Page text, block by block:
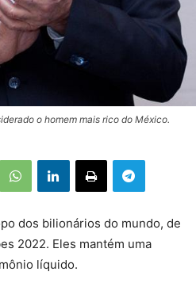
o homem mais rico do México.
dos bilionários do mundo, de
2022. Eles mantém uma
líquido.